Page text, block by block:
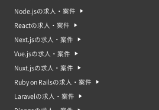
Node.jsの求人・案件
Reactの求人・案件
Next.jsの求人・案件
Vue.jsの求人・案件
Nuxt.jsの求人・案件
Ruby on Railsの求人・案件
Laravelの求人・案件